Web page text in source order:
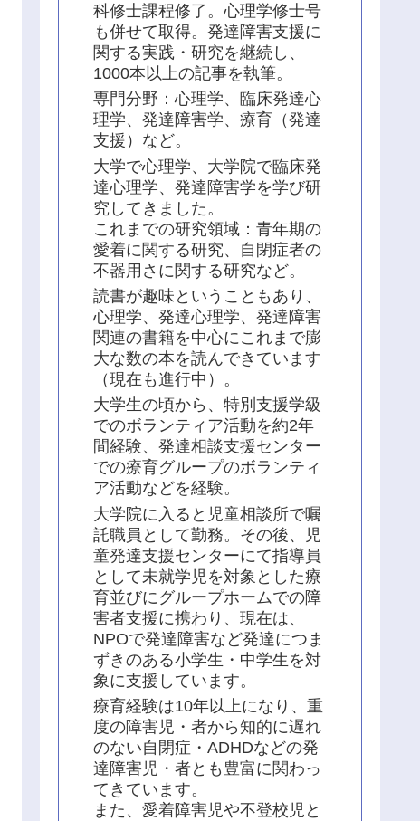
科修士課程修了。心理学修士号
も併せて取得。発達障害支援に
関する実践・研究を継続し、
1000本以上の記事を執筆。
専門分野：心理学、臨床発達心
理学、発達障害学、療育（発達
支援）など。
大学で心理学、大学院で臨床発
達心理学、発達障害学を学び研
究してきました。
これまでの研究領域：青年期の
愛着に関する研究、自閉症者の
不器用さに関する研究など。
読書が趣味ということもあり、
心理学、発達心理学、発達障害
関連の書籍を中心にこれまで膨
大な数の本を読んできています
（現在も進行中）。
大学生の頃から、特別支援学級
でのボランティア活動を約2年
間経験、発達相談支援センター
での療育グループのボランティ
ア活動などを経験。
大学院に入ると児童相談所で嘱
託職員として勤務。その後、児
童発達支援センターにて指導員
として未就学児を対象とした療
育並びにグループホームでの障
害者支援に携わり、現在は、
NPOで発達障害など発達につま
ずきのある小学生・中学生を対
象に支援しています。
療育経験は10年以上になり、重
度の障害児・者から知的に遅れ
のない自閉症・ADHDなどの発
達障害児・者とも豊富に関わっ
てきています。
また、愛着障害児や不登校児と